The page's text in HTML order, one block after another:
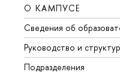
О КАМПУСЕ
Сведения об
Руководство и
Подразделения